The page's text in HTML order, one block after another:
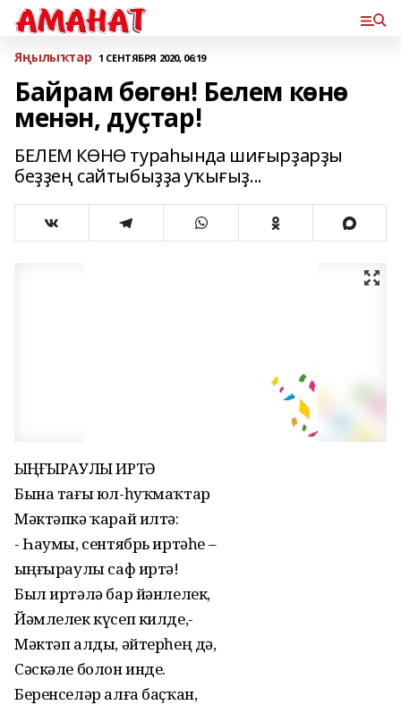
Яңылыҡтар 1 СЕНТЯБРЯ 2020, 06:19
Байрам бөгөн! Белем көнө
менән, дуҫтар!
БЕЛЕМ КӨНӨ тураһында шиғырҙарҙы
беҙҙең сайтыбыҙҙа уҡығыҙ...
ҠЫҢҒЫРАУЛЫ ИРТӘ
Бына тағы юл-һуҡмаҡтар
Мәктәпкә ҡарай илтә:
- Һаумы, сентябрь иртәһе –
Ҡыңғыраулы саф иртә!
Был иртәлә бар йәнлелек,
Йәмлелек күсеп килде,-
Мәктәп алды, әйтерһең дә,
Сәскәле болон инде.
Беренселәр алға баҫҡан,